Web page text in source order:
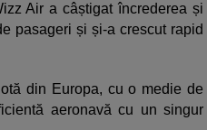
Air a câștigat încrederea și
pasageri și și-a crescut rapid
din Europa, cu o medie de
aeronavă cu un singur